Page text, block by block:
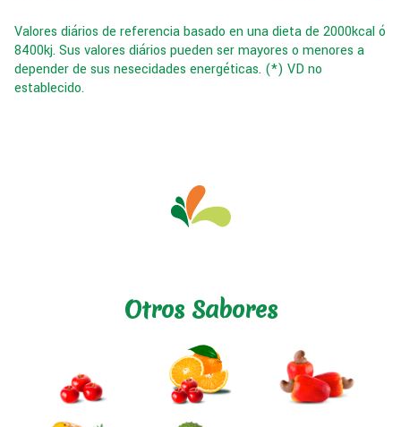
Valores diários de referencia basado en una dieta de 2000kcal ó
8400kj. Sus valores diários pueden ser mayores o menores a
depender de sus nesecidades energéticas. (*) VD no
establecido.
Otros Sabores